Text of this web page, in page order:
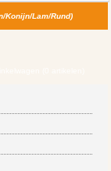
Konijn/Lam/Rund)